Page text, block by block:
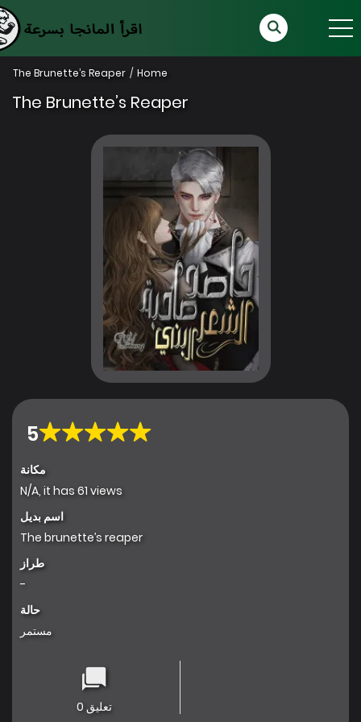
Home
The Brunette’s Reaper
The Brunette’s Reaper
5
مكانة
N/A, it has 61 views
اسم بديل
The brunette’s reaper
طراز
-
حالة
مستمر
تعليق 0